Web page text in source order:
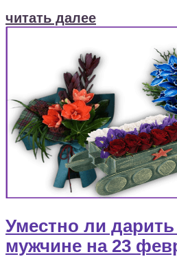
читать далее
Уместно ли
мужчине на 23